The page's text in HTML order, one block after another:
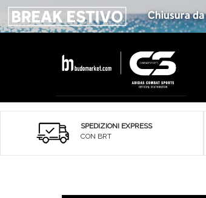
SPEDIZIONI EXPRESS
CON BRT